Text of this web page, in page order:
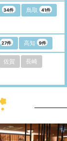
34件 鳥取 41件
27件 高知 9件
佐賀
長崎